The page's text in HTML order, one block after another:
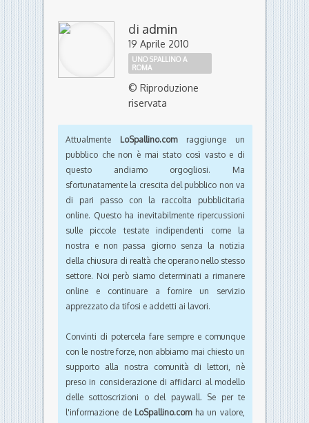
di admin
19 Aprile 2010
UNO SPALLINO A
ROMA
© Riproduzione
riservata
Attualmente LoSpallino.comraggiunge un
pubblico che non è mai stato così vasto e di
questo andiamo orgogliosi. Ma
sfortunatamente la crescita del pubblico non va
di pari passo con la raccolta pubblicitaria
online. Questo ha inevitabilmente ripercussioni
sulle piccole testate indipendenti come la
nostra e non passa giorno senza la notizia
della chiusura di realtà che operano nello stesso
settore. Noi però siamo determinati a rimanere
online e continuare a fornire un servizio
apprezzato da tifosi e addetti ai lavori.
Convinti di potercela fare sempre e comunque
con le nostre forze, non abbiamo mai chiesto un
supporto alla nostra comunità di lettori, nè
preso in considerazione di affidarci al modello
delle sottoscrizioni o del paywall. Se per te
l'informazione de LoSpallino.comha un valore,